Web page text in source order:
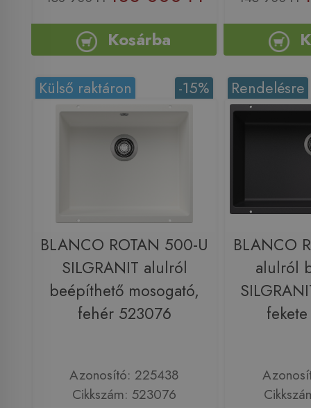
Kosárba
-15%
Külső raktáron
BLANCO ROTAN 500-U
SILGRANIT alulról
beépíthető mosogató,
fehér 523076
Azonosító: 225438
Cikkszám: 523076
Rendelésre
BLANCO
alulról